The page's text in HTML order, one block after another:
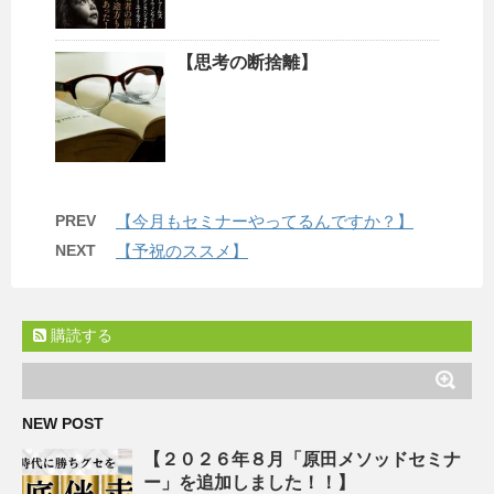
【思考の断捨離】
PREV 【今月もセミナーやってるんですか？】
NEXT 【予祝のススメ】
購読する
NEW POST
【２０２６年８月「原田メソッドセミナ
ー」を追加しました！！】